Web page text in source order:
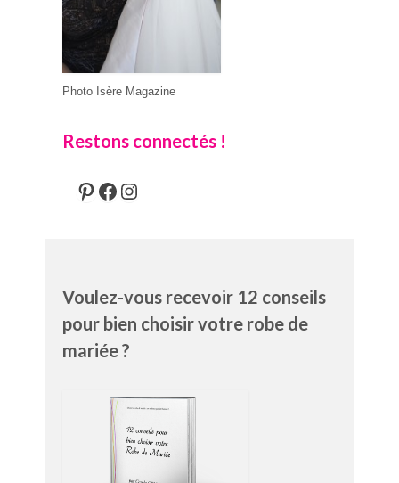
Photo Isère Magazine
Restons connectés !
Pinterest
Facebook
Instagram
Voulez-vous recevoir 12 conseils
pour bien choisir votre robe de
mariée ?